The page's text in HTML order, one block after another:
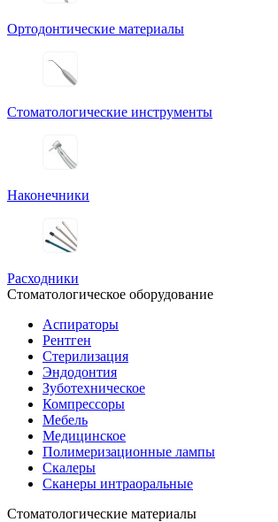
Ортодонтические материалы
Стоматологические инструменты
Наконечники
Расходники
Стоматологическое оборудование
Аспираторы
Рентген
Стерилизация
Эндодонтия
Зуботехническое
Компрессоры
Мебель
Медицинское
Полимеризационные лампы
Скалеры
Сканеры интраоральные
Стоматологические материалы